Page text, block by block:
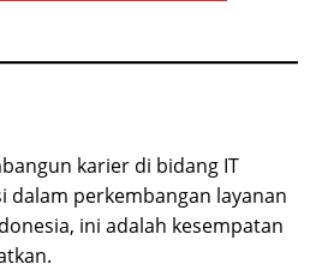
karier di bidang IT
dalam perkembangan layanan
ini adalah kesempatan